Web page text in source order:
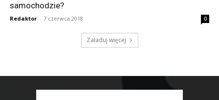
samochodzie?
Redaktor - 7 czerwca 2018 0
Załaduj więcej